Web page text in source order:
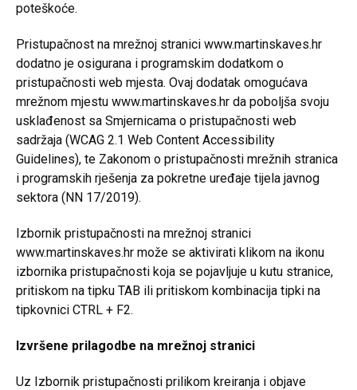
poteškoće.
Pristupačnost na mrežnoj stranici www.martinskaves.hr
dodatno je osigurana i programskim dodatkom o
pristupačnosti web mjesta. Ovaj dodatak omogućava
mrežnom mjestu www.martinskaves.hr da poboljša svoju
usklađenost sa Smjernicama o pristupačnosti web
sadržaja (WCAG 2.1 Web Content Accessibility
Guidelines), te Zakonom o pristupačnosti mrežnih stranica
i programskih rješenja za pokretne uređaje tijela javnog
sektora (NN 17/2019).
Izbornik pristupačnosti na mrežnoj stranici
www.martinskaves.hr može se aktivirati klikom na ikonu
izbornika pristupačnosti koja se pojavljuje u kutu stranice,
pritiskom na tipku TAB ili pritiskom kombinacija tipki na
tipkovnici CTRL + F2.
Izvršene prilagodbe na mrežnoj stranici
Uz Izbornik pristupačnosti prilikom kreiranja i objave